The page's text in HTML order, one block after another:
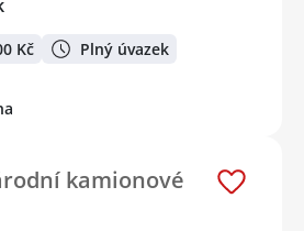
Kč Plný úvazek
kamionové